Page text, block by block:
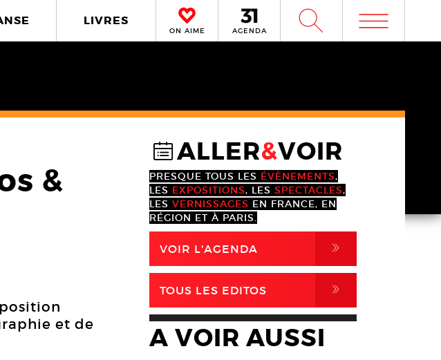
LIVRES
ON AIME AGENDA W m
&
et de
@ALLER&VOIR
PRESQUE TOUS LES ÉVÈNEMENTS,
LES EXPOSITIONS, LES SPECTACLES,
LES VERNISSAGES EN FRANCE, EN
RÉGION ET À PARIS.
VOIR L'AGENDA ,
TOUS LES EDITOS ,
A VOIR AUSSI